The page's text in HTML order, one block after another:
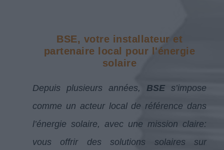
BSE, votre installateur et
partenaire local pour l'énergie
solaire
Depuis plusieurs années, BSE s’impose
comme un acteur local de référence dans
l’énergie solaire, avec une mission claire:
vous offrir des solutions solaires sur